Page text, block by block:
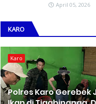
April 05, 2026
KARO
Karo
Polres Karo Gerebek